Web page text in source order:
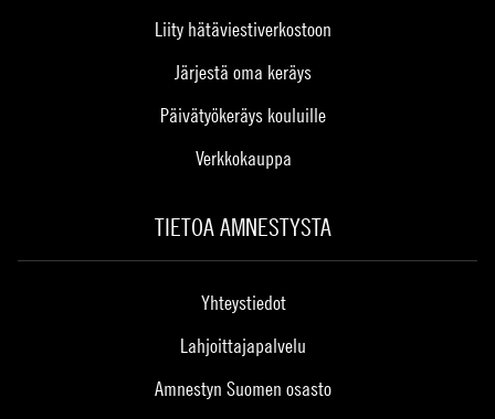
Liity hätäviestiverkostoon
Järjestä oma keräys
Päivätyökeräys kouluille
Verkkokauppa
TIETOA AMNESTYSTA
Yhteystiedot
Lahjoittajapalvelu
Amnestyn Suomen osasto